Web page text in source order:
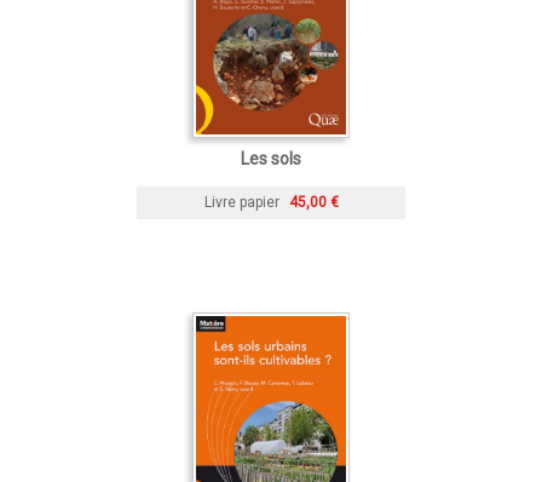
Les sols
Livre papier 45,00 €